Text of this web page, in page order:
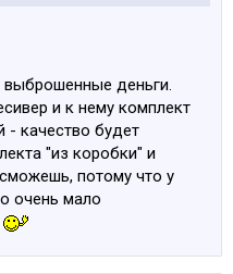
выброшенные деньги.
и к нему комплект
- качество будет
"из коробки" и
потому что у
очень мало